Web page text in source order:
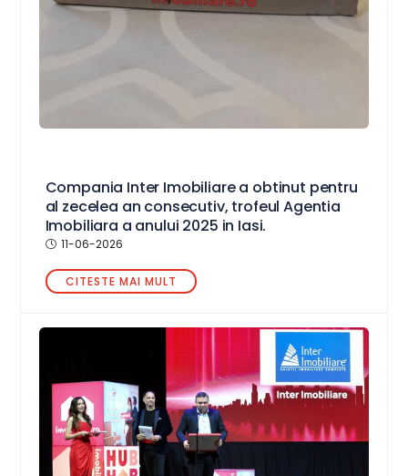
Compania Inter Imobiliare a obtinut pentru
al zecelea an consecutiv, trofeul Agentia
Imobiliara a anului 2025 in Iasi.
11-06-2026
CITESTE MAI MULT